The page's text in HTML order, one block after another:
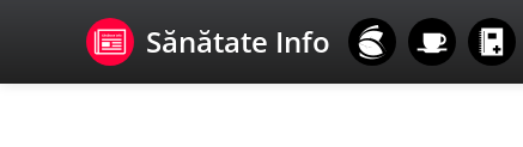
Sănătate Info